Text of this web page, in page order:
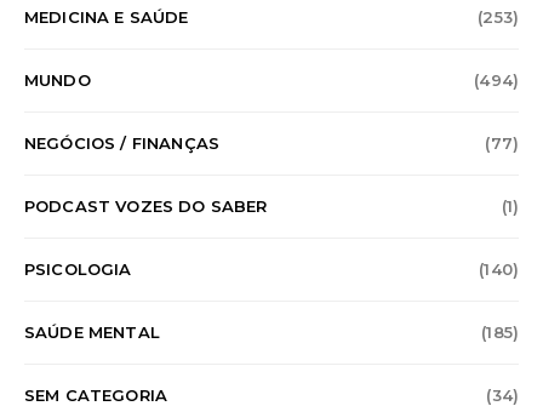
MEDICINA E SAÚDE (253)
MUNDO (494)
NEGÓCIOS / FINANÇAS (77)
PODCAST VOZES DO SABER (1)
PSICOLOGIA (140)
SAÚDE MENTAL (185)
SEM CATEGORIA (34)